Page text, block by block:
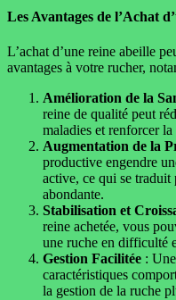
Les Avantages de l’Achat
L’achat d’une reine abeille
avantages à votre rucher,
Amélioration de la
reine de qualité peut
maladies et renforcer
Augmentation de la
productive engendre
active, ce qui se
abondante.
Stabilisation et
reine achetée, vous
une ruche en difficulté
Gestion Facilitée :
caractéristiques
la gestion de la ruche